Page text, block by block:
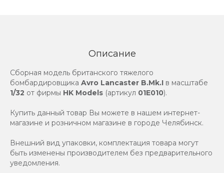
Описание
Сборная модель британского тяжелого
бомбардировщика Avro Lancaster B.Mk.I в масштабе
1/32 от фирмы HK Models (артикул 01E010).
Купить данный товар Вы можете в нашем интернет-
магазине и розничном магазине в городе Челябинск.
Внешний вид упаковки, комплектация товара могут
быть изменены производителем без предварительного
уведомления.